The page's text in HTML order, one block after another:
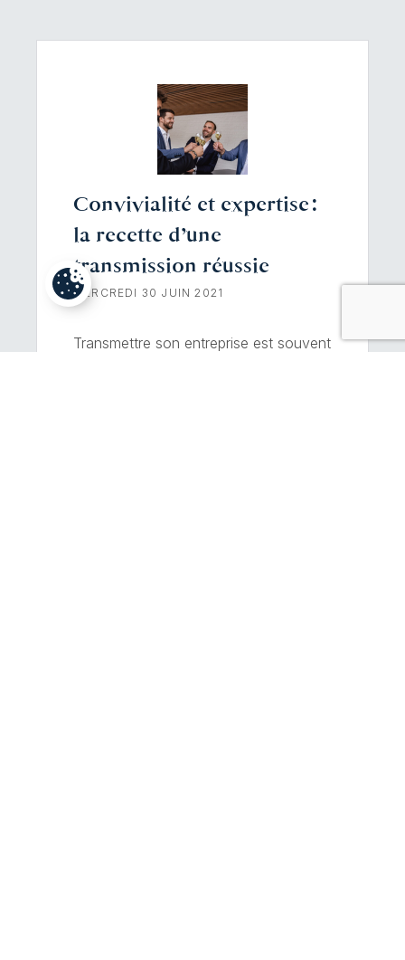
Convivialité et expertise :
la recette d’une
transmission réussie
MERCREDI 30 JUIN 2021
Transmettre son entreprise est souvent